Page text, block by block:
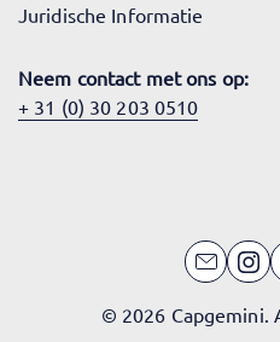
Juridische Informatie
Neem contact met ons op:
+ 31 (0) 30 203 0510
© 2026 Capgemini.